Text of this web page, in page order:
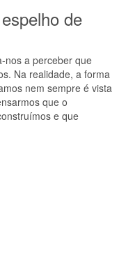
de
nos a perceber que
Na realidade, a forma
nem sempre é vista
que o
e que